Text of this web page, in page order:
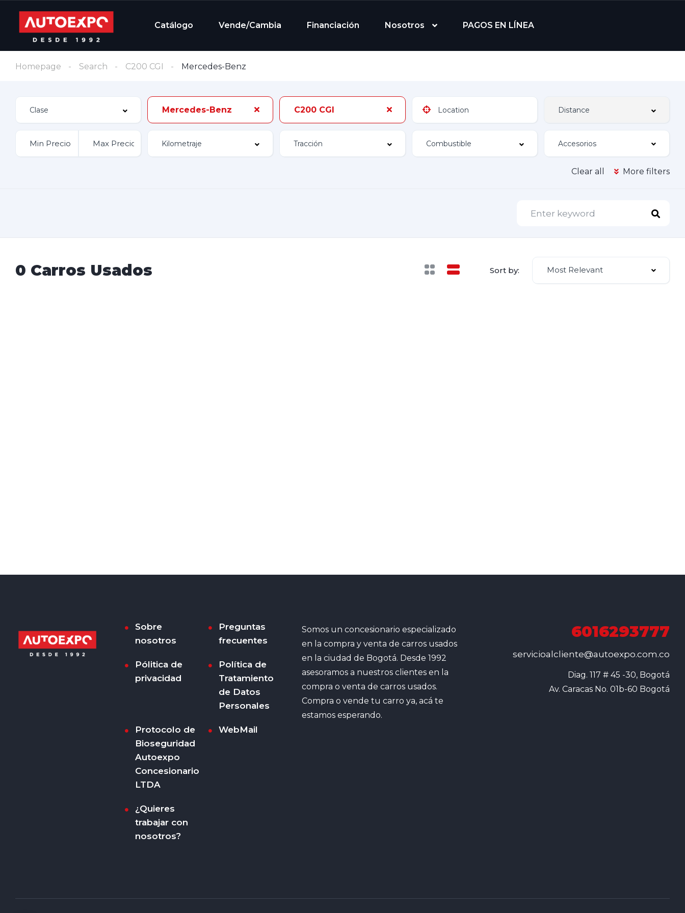
Catálogo Vende/Cambia Financiación Nosotros PAGOS EN LÍNEA
Homepage Search C200 CGI Mercedes-Benz
Mercedes-Benz C200 CGI
Accesorios
Clear all More filters
0 Carros Usados Sort by: Most Relevant
Sobre
nosotros
Preguntas
frecuentes
Pólitica de
privacidad
Política de
Tratamiento
de Datos
Personales
Protocolo de
Bioseguridad
Autoexpo
Concesionario
LTDA
WebMail
¿Quieres
trabajar con
nosotros?
Somos un concesionario especializado
en la compra y venta de carros usados
en la ciudad de Bogotá. Desde 1992
asesoramos a nuestros clientes en la
compra o venta de carros usados.
Compra o vende tu carro ya, acá te
estamos esperando.
6016293777
servicioalcliente@autoexpo.com.co
Diag. 117 # 45 -30, Bogotá
Av. Caracas No. 01b-60 Bogotá